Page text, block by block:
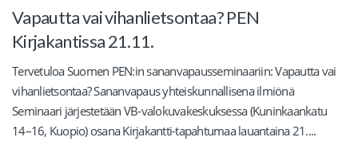
Vapautta vai vihanlietsontaa? PEN
Kirjakantissa 21.11.
Tervetuloa Suomen PEN:in sananvapausseminaariin: Vapautta vai
vihanlietsontaa? Sananvapaus yhteiskunnallisena ilmiönä
Seminaari järjestetään VB-valokuvakeskuksessa (Kuninkaankatu
14–16, Kuopio) osana Kirjakantti-tapahtumaa lauantaina 21....